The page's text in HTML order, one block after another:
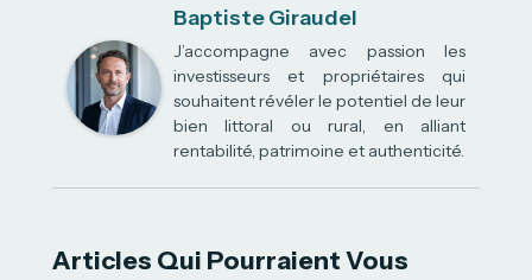
Baptiste Giraudel
J’accompagne avec passion les
investisseurs et propriétaires qui
souhaitent révéler le potentiel de leur
bien littoral ou rural, en alliant
rentabilité, patrimoine et authenticité.
Articles Qui Pourraient Vous